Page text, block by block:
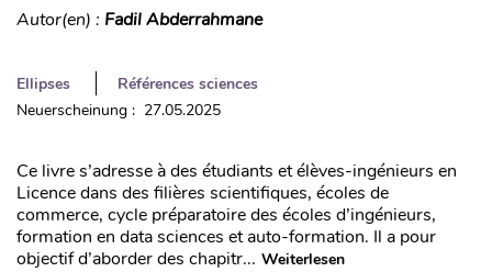
Autor(en) : Fadil Abderrahmane
Ellipses
Références sciences
Neuerscheinung : 27.05.2025
Ce livre s’adresse à des étudiants et élèves-ingénieurs en
Licence dans des filières scientifiques, écoles de
commerce, cycle préparatoire des écoles d’ingénieurs,
formation en data sciences et auto-formation. Il a pour
objectif d’aborder des chapitr... Weiterlesen